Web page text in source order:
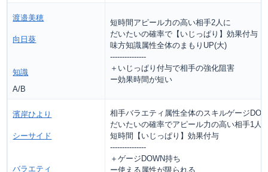
渡邉美穂
向日葵
知識
A/B
短時間アピール力の高い相手2人に
だいたいの確率で【いじっぱり】効果付与
味方知識属性全体のまもりUP(大)
---------------
＋いじっぱり付与で相手の強化阻害
ー効果時間が短い
濱岸ひより
シーサイド
バラエティ
相手バラエティ属性全体のスキルゲージ
だいたいの確率でアピール力の高い相手1人
短時間【いじっぱり】効果付与
---------------
＋ゲージDOWN持ち
ー使える属性が限られる